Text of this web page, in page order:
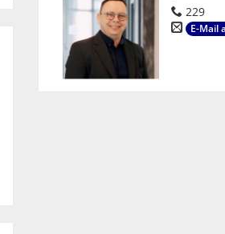
229
E-Mail